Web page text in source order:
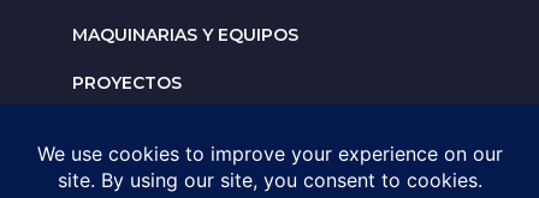
MAQUINARIAS Y EQUIPOS
PROYECTOS